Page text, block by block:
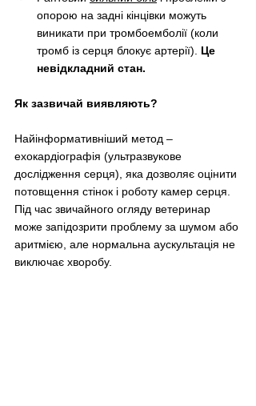
опорою на задні кінцівки можуть
виникати при тромбоемболії (коли
тромб із серця блокує артерії). Це
невідкладний стан.
Як зазвичай виявляють?
Найінформативніший метод –
ехокардіографія (ультразвукове
дослідження серця), яка дозволяє оцінити
потовщення стінок і роботу камер серця.
Під час звичайного огляду ветеринар
може запідозрити проблему за шумом або
аритмією, але нормальна аускультація не
виключає хворобу.